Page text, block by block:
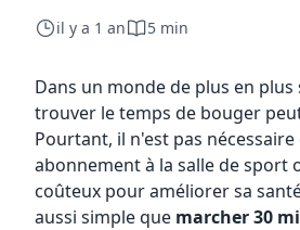
il y a 1 an 5 min
Dans un monde de plus en plus
trouver le temps de bouger
Pourtant, il n'est pas nécessaire
abonnement à la salle de sport
coûteux pour améliorer sa
aussi simple que marcher 30